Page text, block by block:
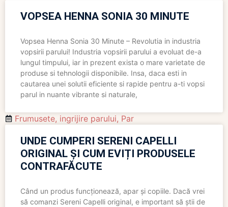
VOPSEA HENNA SONIA 30 MINUTE
Vopsea Henna Sonia 30 Minute – Revolutia in industria
vopsirii parului! Industria vopsirii parului a evoluat de-a
lungul timpului, iar in prezent exista o mare varietate de
produse si tehnologii disponibile. Insa, daca esti in
cautarea unei solutii eficiente si rapide pentru a-ti vopsi
parul in nuante vibrante si naturale,
Frumusete, ingrijire parului, Par
UNDE CUMPERI SERENI CAPELLI
ORIGINAL ȘI CUM EVIȚI PRODUSELE
CONTRAFĂCUTE
Când un produs funcționează, apar și copiile. Dacă vrei
să comanzi Sereni Capelli original, e important să știi de